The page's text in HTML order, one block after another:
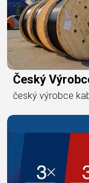
Český
český výrobce